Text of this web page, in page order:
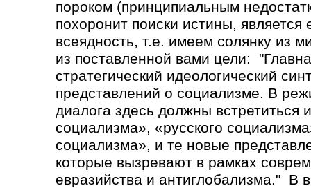
пороком (принципиальным
похоронит поиски истины,
всеядность, т.е. имеем солянку из
из поставленной вами цели:
стратегический идеологический
представлений о социализме. В
диалога здесь должны встретиться
социализма», «русского
социализма», и те новые
которые вызревают в рамках
евразийства и антиглобализма." В